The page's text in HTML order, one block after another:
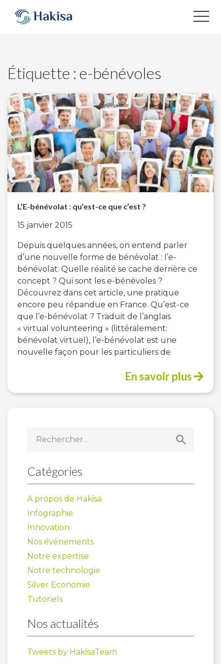
contenu
Étiquette : e-bénévoles
L’E-bénévolat : qu’est-ce que c’est ?
15 janvier 2015
Depuis quelques années, on entend parler
d’une nouvelle forme de bénévolat : l’e-
bénévolat. Quelle réalité se cache derrière ce
concept ? Qui sont les e-bénévoles ?
Découvrez dans cet article, une pratique
encore peu répandue en France. Qu’est-ce
que l’e-bénévolat ? Traduit de l’anglais
« virtual volunteering » (littéralement:
bénévolat virtuel), l’e-bénévolat est une
nouvelle façon pour les particuliers de
En savoir plus
Catégories
A propos de Hakisa
Infographie
Innovation
Nos événements
Notre expertise
Notre technologie
Silver Economie
Tutoriels
Nos actualités
Tweets by HakisaTeam